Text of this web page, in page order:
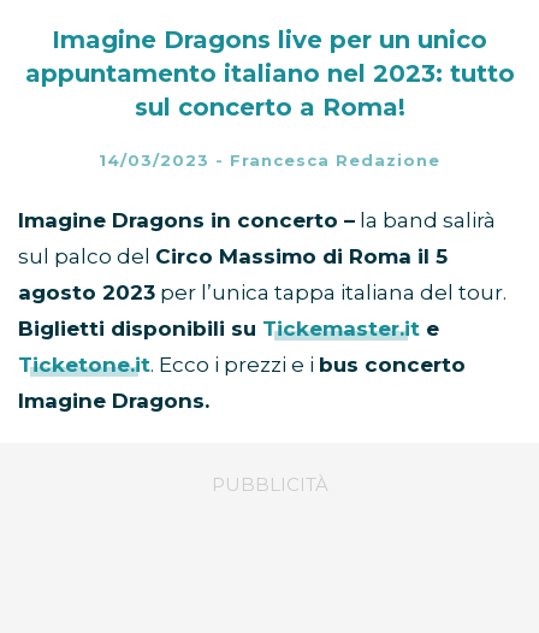
Imagine Dragons live per un unico
appuntamento italiano nel 2023: tutto
sul concerto a Roma!
14/03/2023 - Francesca Redazione
Imagine Dragons in concerto – la band salirà
sul palco del Circo Massimo di Roma il 5
agosto 2023 per l’unica tappa italiana del tour.
Biglietti disponibili su Tickemaster.it e
Ticketone.it. Ecco i prezzi e i bus concerto
Imagine Dragons.